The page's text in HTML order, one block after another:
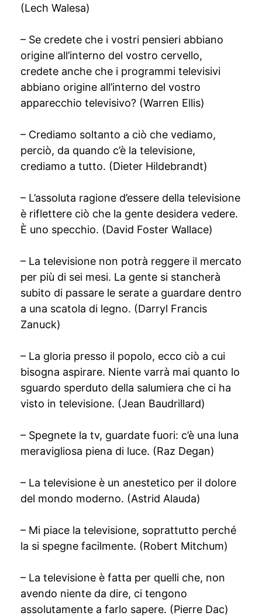
(Lech Walesa)
– Se credete che i vostri pensieri abbiano
origine all’interno del vostro cervello,
credete anche che i programmi televisivi
abbiano origine all’interno del vostro
apparecchio televisivo? (Warren Ellis)
– Crediamo soltanto a ciò che vediamo,
perciò, da quando c’è la televisione,
crediamo a tutto. (Dieter Hildebrandt)
– L’assoluta ragione d’essere della televisione
è riflettere ciò che la gente desidera vedere.
È uno specchio. (David Foster Wallace)
– La televisione non potrà reggere il mercato
per più di sei mesi. La gente si stancherà
subito di passare le serate a guardare dentro
a una scatola di legno. (Darryl Francis
Zanuck)
– La gloria presso il popolo, ecco ciò a cui
bisogna aspirare. Niente varrà mai quanto lo
sguardo sperduto della salumiera che ci ha
visto in televisione. (Jean Baudrillard)
– Spegnete la tv, guardate fuori: c’è una luna
meravigliosa piena di luce. (Raz Degan)
– La televisione è un anestetico per il dolore
del mondo moderno. (Astrid Alauda)
– Mi piace la televisione, soprattutto perché
la si spegne facilmente. (Robert Mitchum)
– La televisione è fatta per quelli che, non
avendo niente da dire, ci tengono
assolutamente a farlo sapere. (Pierre Dac)